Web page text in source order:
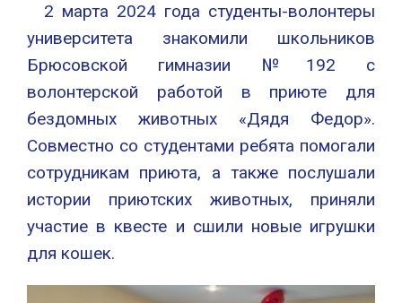
2 марта 2024 года студенты-волонтеры
университета знакомили школьников
Брюсовской гимназии №192 с
волонтерской работой в приюте для
бездомных животных «Дядя Федор».
Совместно со студентами ребята помогали
сотрудникам приюта, а также послушали
истории приютских животных, приняли
участие в квесте и сшили новые игрушки
для кошек.